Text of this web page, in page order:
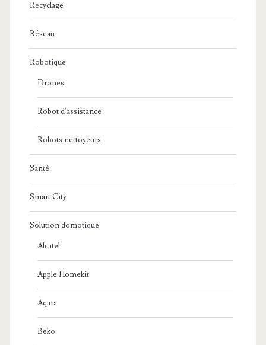
Recyclage
Réseau
Robotique
Drones
Robot d'assistance
Robots nettoyeurs
Santé
Smart City
Solution domotique
Alcatel
Apple Homekit
Aqara
Beko